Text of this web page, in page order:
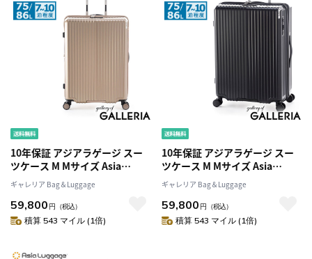
10年保証 アジアラゲージ スー
ツケース M Mサイズ Asia
Luggage キャリーケース 軽量
軽い 拡張 拡張機能 かわいい
TSA TSAロック 静音 極静音 キ
ャスター ストッパー おしゃれ
ギャレリア Bag＆Luggage
59,800 円 （税込）
積算 543 マイル (1倍)
10年保証 アジアラゲージ スー
ツケース M Mサイズ Asia
Luggage キャリーケース 軽量
軽い 拡張 拡張機能 かわいい
TSA TSAロック 静音 極静音 キ
ャスター ストッパー おしゃれ
ギャレリア Bag＆Luggage
59,800 円 （税込）
積算 543 マイル (1倍)